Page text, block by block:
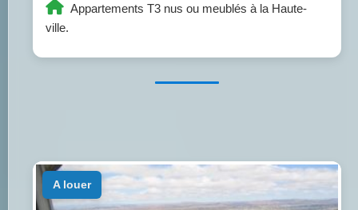
Appartements T3 nus ou meublés à la Haute-
ville.
a louer